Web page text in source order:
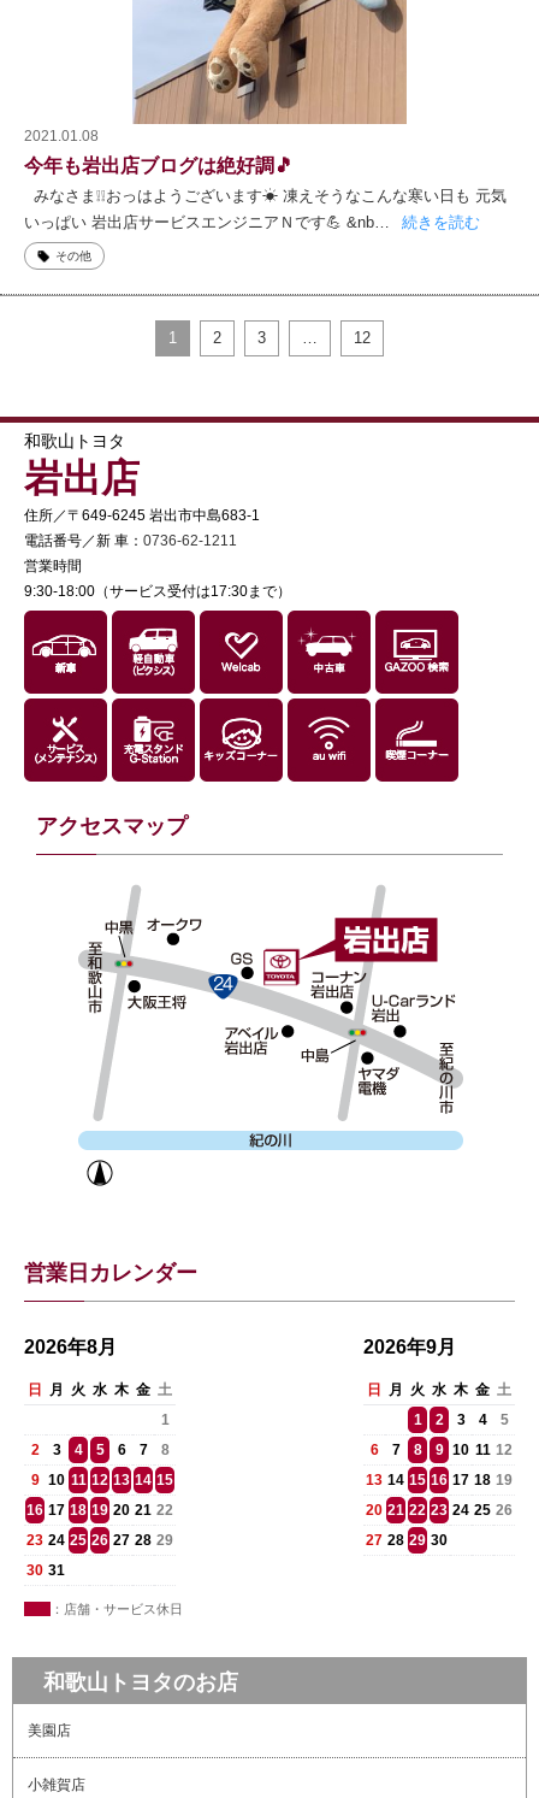
2021.01.08
今年も岩出店ブログは絶好調🎵
みなさま❕❕おっはようございます☀ 凍えそうなこんな寒い日も 元気
いっぱい 岩出店サービスエンジニアＮです💪 &nb…
続きを読む
その他
1 2 3 … 12
和歌山トヨタ
岩出店
住所／〒649-6245 岩出市中島683-1
電話番号／新 車： 0736-62-1211
営業時間
9:30-18:00（サービス受付は17:30まで）
アクセスマップ
営業日カレンダー
2026年8月
日 月 火 水 木 金 土
1
2
3 4 5 6 7
8
9 10 11 12 13 14 15
16 17 18 19 20 21 22
23 24 25 26 27 28 29
30 31
2026年9月
日 月 火 水 木 金 土
1
2 3 4
5
6
7 8 9 10 11 12
13 14 15 16 17 18 19
20 21 22 23 24 25 26
27 28 29 30
：店舗・サービス休日
和歌山トヨタのお店
美園店
小雑賀店